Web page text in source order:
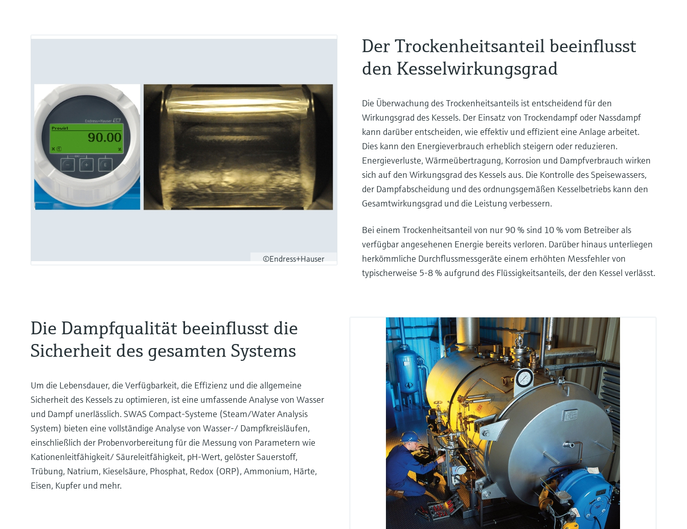
©Endress+Hauser
Der Trockenheitsanteil beeinflusst
den Kesselwirkungsgrad
Die Überwachung des Trockenheitsanteils ist entscheidend für den
Wirkungsgrad des Kessels. Der Einsatz von Trockendampf oder Nassdampf
kann darüber entscheiden, wie effektiv und effizient eine Anlage arbeitet.
Dies kann den Energieverbrauch erheblich steigern oder reduzieren.
Energieverluste, Wärmeübertragung, Korrosion und Dampfverbrauch wirken
sich auf den Wirkungsgrad des Kessels aus. Die Kontrolle des Speisewassers,
der Dampfabscheidung und des ordnungsgemäßen Kesselbetriebs kann den
Gesamtwirkungsgrad und die Leistung verbessern.
Bei einem Trockenheitsanteil von nur 90 % sind 10 % vom Betreiber als
verfügbar angesehenen Energie bereits verloren. Darüber hinaus unterliegen
herkömmliche Durchflussmessgeräte einem erhöhten Messfehler von
typischerweise 5-8 % aufgrund des Flüssigkeitsanteils, der den Kessel verlässt.
Die Dampfqualität beeinflusst die
Sicherheit des gesamten Systems
Um die Lebensdauer, die Verfügbarkeit, die Effizienz und die allgemeine
Sicherheit des Kessels zu optimieren, ist eine umfassende Analyse von Wasser
und Dampf unerlässlich. SWAS Compact-Systeme (Steam/Water Analysis
System) bieten eine vollständige Analyse von Wasser-/ Dampfkreisläufen,
einschließlich der Probenvorbereitung für die Messung von Parametern wie
Kationenleitfähigkeit/ Säureleitfähigkeit, pH-Wert, gelöster Sauerstoff,
Trübung, Natrium, Kieselsäure, Phosphat, Redox (ORP), Ammonium, Härte,
Eisen, Kupfer und mehr.